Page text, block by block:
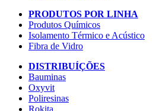
PRODUTOS POR LINHA
Produtos Químicos
Isolamento Térmico e Acústico
Fibra de Vidro
DISTRIBUÍÇÕES
Bauminas
Oxyvit
Poliresinas